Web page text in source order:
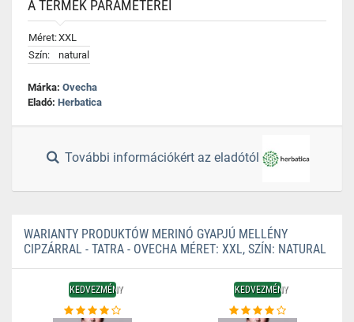
A TERMÉK PARAMÉTEREI
Méret:XXL
Szín:
natural
Márka: Ovecha
Eladó: Herbatica
További információkért az eladótól
WARIANTY PRODUKTÓW MERINÓ GYAPJÚ MELLÉNY
CIPZÁRRAL - TATRA - OVECHA MÉRET: XXL, SZÍN: NATURAL
KEDVEZMÉNY KEDVEZMÉNY